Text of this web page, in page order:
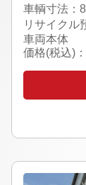
車輌寸法：
リサイクル
車両本体
価格(税込)：